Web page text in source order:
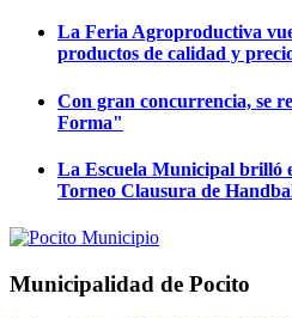
La Feria Agroproductiva
productos de calidad y
Con gran concurrencia, se
Forma"
La Escuela Municipal brilló
Torneo Clausura de
Municipalidad de Pocito